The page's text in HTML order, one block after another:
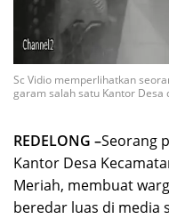
Sc Vidio memperlihatkan
garam salah satu Kantor Desa
REDELONG –Seorang
Kantor Desa
Meriah, membuat
beredar luas di media